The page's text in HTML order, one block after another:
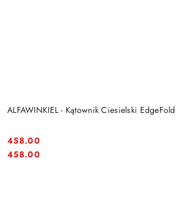
ALFAWINKIEL - Kątownik Ciesielski EdgeFold
Cena:
458.00
Cena:
458.00